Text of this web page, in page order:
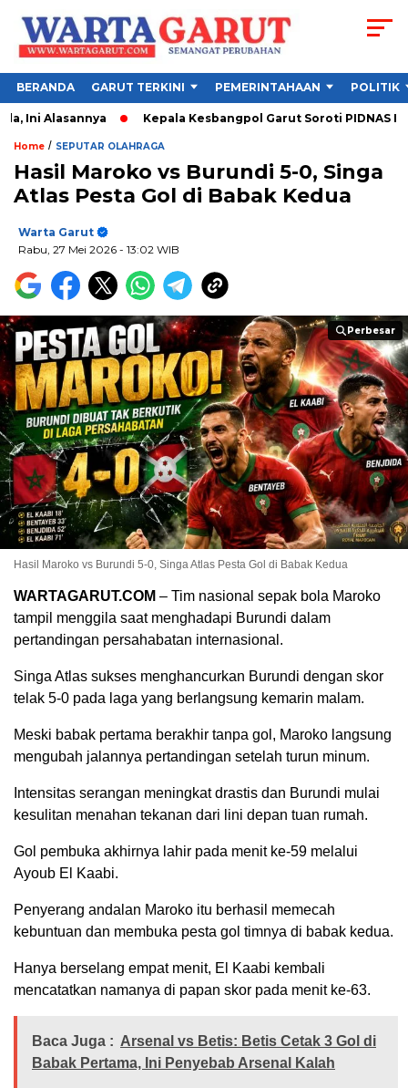
BERANDA GARUT TERKINI PEMERINTAHAAN POLITIK
Kepala Kesbangpol Garut Soroti PIDNAS IMM, Kader
Home / SEPUTAR OLAHRAGA
Hasil Maroko vs Burundi 5-0, Singa
Atlas Pesta Gol di Babak Kedua
Warta Garut
Rabu, 27 Mei 2026 - 13:02 WIB
Perbesar
Perbesar
Hasil Maroko vs Burundi 5-0, Singa Atlas Pesta Gol di Babak Kedua
WARTAGARUT.COM – Tim nasional sepak bola Maroko
tampil menggila saat menghadapi Burundi dalam
pertandingan persahabatan internasional.
Singa Atlas sukses menghancurkan Burundi dengan skor
telak 5-0 pada laga yang berlangsung kemarin malam.
Meski babak pertama berakhir tanpa gol, Maroko langsung
mengubah jalannya pertandingan setelah turun minum.
Intensitas serangan meningkat drastis dan Burundi mulai
kesulitan menahan tekanan dari lini depan tuan rumah.
Gol pembuka akhirnya lahir pada menit ke-59 melalui
Ayoub El Kaabi.
Penyerang andalan Maroko itu berhasil memecah
kebuntuan dan membuka pesta gol timnya di babak kedua.
Hanya berselang empat menit, El Kaabi kembali
mencatatkan namanya di papan skor pada menit ke-63.
Baca Juga : Arsenal vs Betis: Betis Cetak 3 Gol di
Babak Pertama, Ini Penyebab Arsenal Kalah